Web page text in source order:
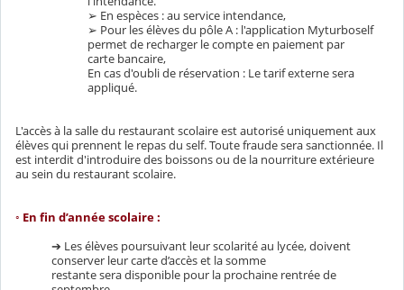
➢ En espèces : au service intendance,
➢ Pour les élèves du pôle A : l'application Myturboself
permet de recharger le compte en paiement par
carte bancaire,
En cas d'oubli de réservation : Le tarif externe sera
appliqué.
L'accès à la salle du restaurant scolaire est autorisé uniquement aux
élèves qui prennent le repas du self. Toute fraude sera sanctionnée. Il
est interdit d'introduire des boissons ou de la nourriture extérieure
au sein du restaurant scolaire.
◦ En fin d’année scolaire :
➔ Les élèves poursuivant leur scolarité au lycée, doivent
conserver leur carte d’accès et la somme
restante sera disponible pour la prochaine rentrée de